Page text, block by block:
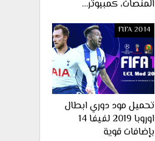
المنصات، كمبيوتر…
FIFA 2014
تحميل مود دوري ابطال
اوروبا 2019 لفيفا 14
بإضافات قوية